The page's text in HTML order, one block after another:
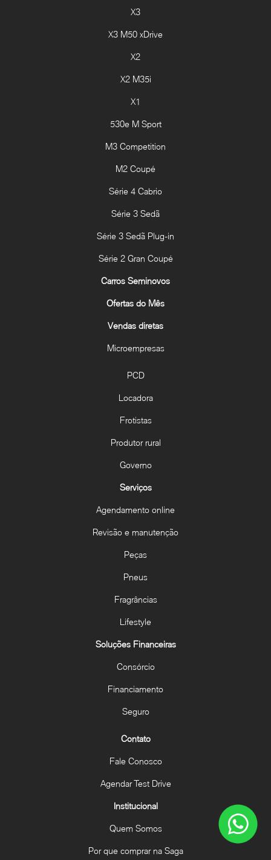
X3
X3 M50 xDrive
X2
X2 M35i
X1
530e M Sport
M3 Competition
M2 Coupé
Série 4 Cabrio
Série 3 Sedã
Série 3 Sedã Plug-in
Série 2 Gran Coupé
Carros Seminovos
Ofertas do Mês
Vendas diretas
Microempresas
PCD
Locadora
Frotistas
Produtor rural
Governo
Serviços
Agendamento online
Revisão e manutenção
Peças
Pneus
Fragrâncias
Lifestyle
Soluções Financeiras
Consórcio
Financiamento
Seguro
Contato
Fale Conosco
Agendar Test Drive
Institucional
Quem Somos
Por que comprar na Saga